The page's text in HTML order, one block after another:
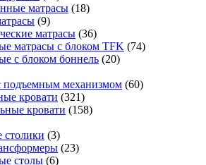
матрасы (18)
(9)
матрасы (36)
матрасы с блоком TFK (74)
с блоком боннель (20)
подъемным механизмом (60)
кровати (321)
кровати (158)
(3)
(23)
столы (6)